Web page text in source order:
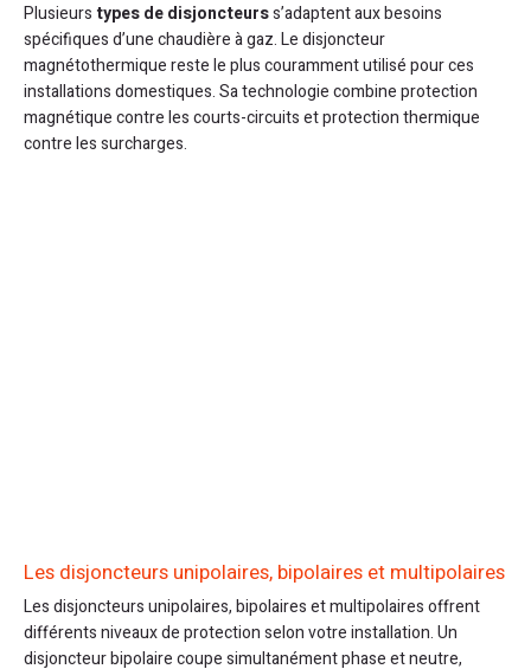
Plusieurs types de disjoncteurss’adaptent aux besoins
spécifiques d’une chaudière à gaz. Le disjoncteur
magnétothermique reste le plus couramment utilisé pour ces
installations domestiques. Sa technologie combine protection
magnétique contre les courts-circuits et protection thermique
contre les surcharges.
Les disjoncteurs unipolaires, bipolaires et multipolaires
Les disjoncteurs unipolaires, bipolaires et multipolaires offrent
différents niveaux de protection selon votre installation. Un
disjoncteur bipolaire coupe simultanément phase et neutre,